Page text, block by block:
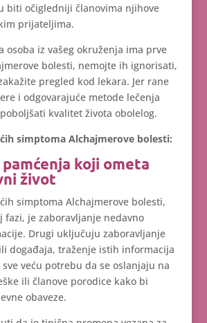
biti očigledniji članovima njihove
prijateljima.
osoba iz vašeg okruženja ima prve
bolesti, nemojte ih ignorisati,
pregled kod lekara. Jer rane
i odgovarajuće metode lečenja
kvalitet života obolelog.
simptoma Alchajmerove bolesti:
koji ometa
život
simptoma Alchajmerove bolesti,
fazi, je zaboravljanje nedavno
Drugi uključuju zaboravljanje
događaja, traženje istih informacija
veću potrebu da se oslanjaju na
ili članove porodice kako bi
obaveze.